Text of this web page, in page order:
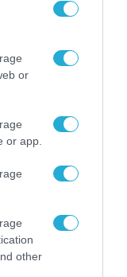
or
or app.
other